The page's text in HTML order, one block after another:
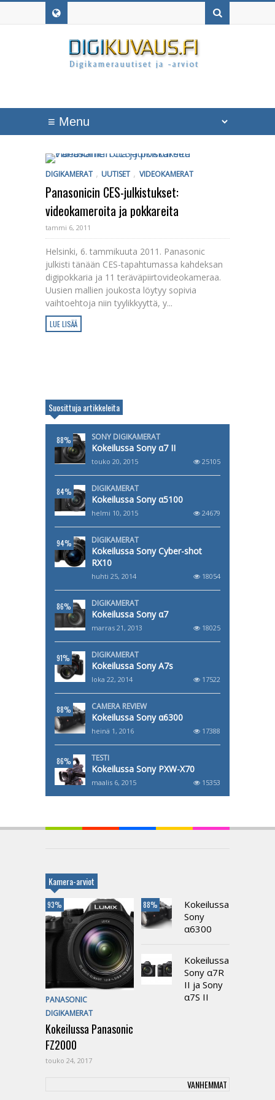
DIGIKAMERAT , UUTISET , VIDEOKAMERAT
Panasonicin CES-julkistukset:
videokameroita ja pokkareita
tammi 6, 2011
Helsinki, 6. tammikuuta 2011. Panasonic
julkisti tänään CES-tapahtumassa kahdeksan
digipokkaria ja 11 teräväpiirtovideokameraa.
Uusien mallien joukosta löytyy sopivia
vaihtoehtoja niin tyylikkyyttä, y...
LUE LISÄÄ
Suosittuja artikkeleita
88% SONY DIGIKAMERAT
Kokeilussa Sony α7 II
touko 20, 2015 25105
84% DIGIKAMERAT
Kokeilussa Sony α5100
helmi 10, 2015 24679
94% DIGIKAMERAT
Kokeilussa Sony Cyber-shot
RX10
huhti 25, 2014 18054
86% DIGIKAMERAT
Kokeilussa Sony α7
marras 21, 2013 18025
91% DIGIKAMERAT
Kokeilussa Sony A7s
loka 22, 2014 17522
88% CAMERA REVIEW
Kokeilussa Sony α6300
heinä 1, 2016 17388
86% TESTI
Kokeilussa Sony PXW-X70
maalis 6, 2015 15353
Kamera-arviot
93%
PANASONIC
DIGIKAMERAT
Kokeilussa Panasonic
FZ2000
touko 24, 2017
88%
Kokeilussa
Sony
α6300
Kokeilussa
Sony α7R
II ja Sony
α7S II
VANHEMMAT